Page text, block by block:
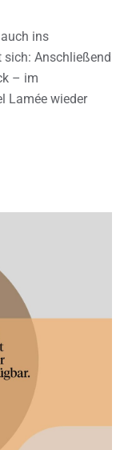
ins
sich: Anschließend
– im
Lamée wieder